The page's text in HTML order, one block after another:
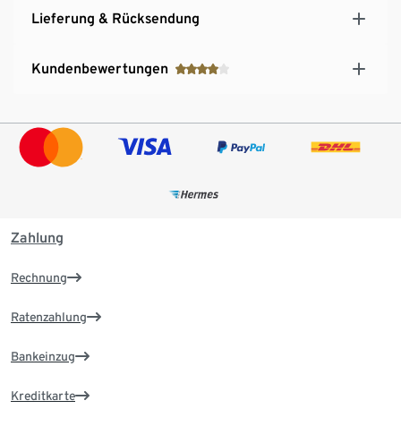
Lieferung & Rücksendung
Kundenbewertungen
Zahlung
Rechnung
Ratenzahlung
Bankeinzug
Kreditkarte